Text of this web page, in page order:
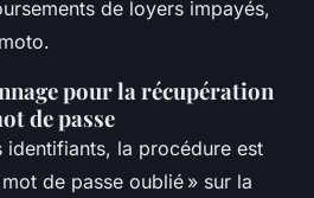
de loyers impayés,
pour la récupération
de passe
identifiants, la procédure est
de passe oublié » sur la